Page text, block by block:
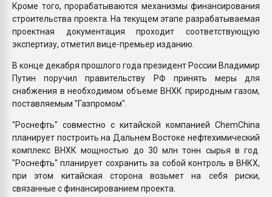
Кроме того, прорабатываются механизмы финансирования
строительства проекта. На текущем этапе разрабатываемая
проектная документация проходит соответствующую
экспертизу, отметил вице-премьер изданию.
В конце декабря прошлого года президент России Владимир
Путин поручил правительству РФ принять меры для
снабжения в необходимом объеме ВНХК природным газом,
поставляемым "Газпромом".
"Роснефть" совместно с китайской компанией ChemChina
планирует построить на Дальнем Востоке нефтехимический
комплекс ВНХК мощностью до 30 млн тонн сырья в год.
"Роснефть" планирует сохранить за собой контроль в ВНКХ,
при этом китайская сторона возьмет на себя риски,
связанные с финансированием проекта.